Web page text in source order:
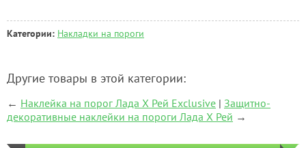
Категории: Накладки на пороги
Другие товары в этой категории:
← Наклейка на порог Лада Х Рей Exclusive | Защитно-
декоративные наклейки на пороги Лада Х Рей →